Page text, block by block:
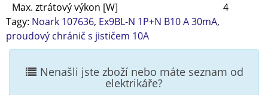
Max. ztrátový výkon [W]
4
Tagy: Noark 107636, Ex9BL-N 1P+N B10 A 30mA,
proudový chránič s jističem 10A
Nenašli jste zboží nebo máte seznam od
elektrikáře?